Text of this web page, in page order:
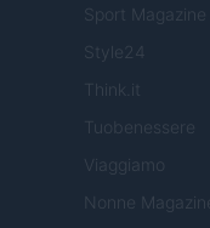
Sport Magazine
Style24
Think.it
Tuobenessere
Viaggiamo
Nonne Magazine